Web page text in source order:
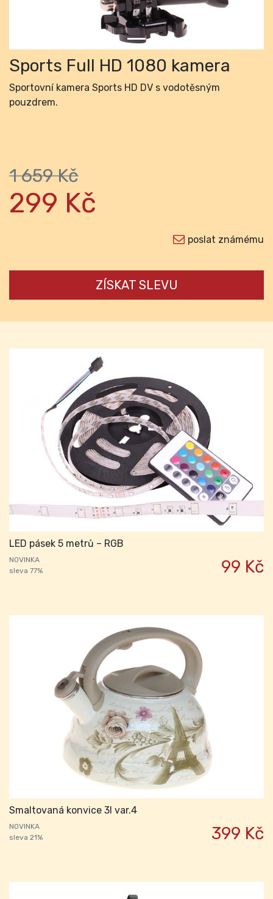
Sports Full HD 1080 kamera
Sportovní kamera Sports HD DV s vodotěsným
pouzdrem.
1 659 Kč
299 Kč
poslat známému
ZÍSKAT SLEVU
LED pásek 5 metrů – RGB
NOVINKA
sleva 77%
99 Kč
Smaltovaná konvice 3l var.4
NOVINKA
sleva 21%
399 Kč